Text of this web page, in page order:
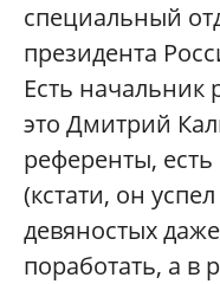
специальный
президента
Есть
это Дмитрий
референты,
(кстати, он
девяностых
поработать, а в